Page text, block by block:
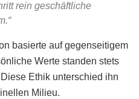
rein geschäftliche
basierte auf gegenseitigem
Werte standen stets
Ethik unterschied ihn
Milieu.